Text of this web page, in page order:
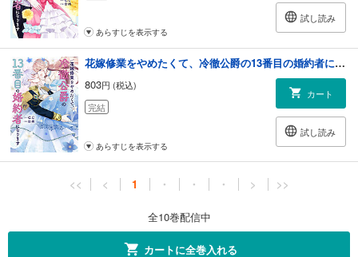
試し読み
あらすじを表示する
花嫁修業をやめたくて、冷徹公爵の13番目の婚約者になります（１０）
803円 (税込)
完結
カート
試し読み
あらすじを表示する
<< < 1 ・ ・ ・ > >>
全10巻配信中
カートに全巻入れる